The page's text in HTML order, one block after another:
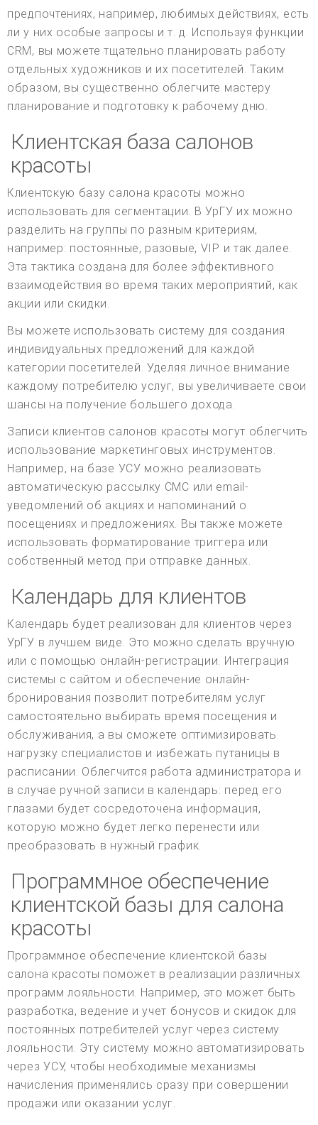
предпочтениях, например, любимых действиях, есть
ли у них особые запросы и т. д. Используя функции
CRM, вы можете тщательно планировать работу
отдельных художников и их посетителей. Таким
образом, вы существенно облегчите мастеру
планирование и подготовку к рабочему дню.
Клиентская база салонов
красоты
Клиентскую базу салона красоты можно
использовать для сегментации. В УрГУ их можно
разделить на группы по разным критериям,
например: постоянные, разовые, VIP и так далее.
Эта тактика создана для более эффективного
взаимодействия во время таких мероприятий, как
акции или скидки.
Вы можете использовать систему для создания
индивидуальных предложений для каждой
категории посетителей. Уделяя личное внимание
каждому потребителю услуг, вы увеличиваете свои
шансы на получение большего дохода.
Записи клиентов салонов красоты могут облегчить
использование маркетинговых инструментов.
Например, на базе УСУ можно реализовать
автоматическую рассылку СМС или email-
уведомлений об акциях и напоминаний о
посещениях и предложениях. Вы также можете
использовать форматирование триггера или
собственный метод при отправке данных.
Календарь для клиентов
Календарь будет реализован для клиентов через
УрГУ в лучшем виде. Это можно сделать вручную
или с помощью онлайн-регистрации. Интеграция
системы с сайтом и обеспечение онлайн-
бронирования позволит потребителям услуг
самостоятельно выбирать время посещения и
обслуживания, а вы сможете оптимизировать
нагрузку специалистов и избежать путаницы в
расписании. Облегчится работа администратора и
в случае ручной записи в календарь: перед его
глазами будет сосредоточена информация,
которую можно будет легко перенести или
преобразовать в нужный график.
Программное обеспечение
клиентской базы для салона
красоты
Программное обеспечение клиентской базы
салона красоты поможет в реализации различных
программ лояльности. Например, это может быть
разработка, ведение и учет бонусов и скидок для
постоянных потребителей услуг через систему
лояльности. Эту систему можно автоматизировать
через УСУ, чтобы необходимые механизмы
начисления применялись сразу при совершении
продажи или оказании услуг.